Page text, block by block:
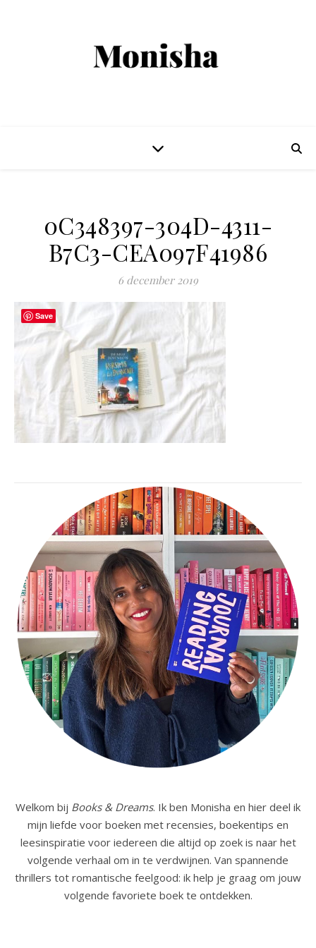
0C348397-304D-4311-
B7C3-CEA097F41986
6 december 2019
Welkom bij Books & Dreams. Ik ben Monisha en hier deel ik
mijn liefde voor boeken met recensies, boekentips en
leesinspiratie voor iedereen die altijd op zoek is naar het
volgende verhaal om in te verdwijnen. Van spannende
thrillers tot romantische feelgood: ik help je graag om jouw
volgende favoriete boek te ontdekken.
Save